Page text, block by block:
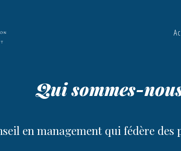
Qui sommes-
en management qui fédère des